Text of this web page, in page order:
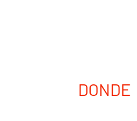
DONDE